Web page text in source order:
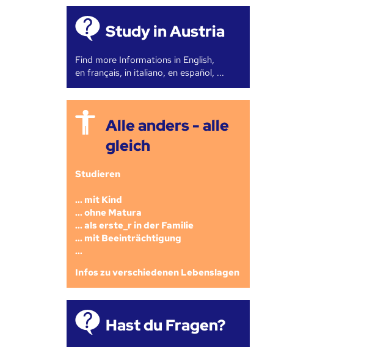
Study in Austria
Find more Informations in English,
en français, in italiano, en español, ...
Alle anders - alle
gleich
Studieren
... mit Kind
... ohne Matura
... als erste_r in der Familie
... mit Beeinträchtigung
...
Infos zu verschiedenen Lebenslagen
Hast du Fragen?